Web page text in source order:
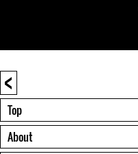
<
Top
About